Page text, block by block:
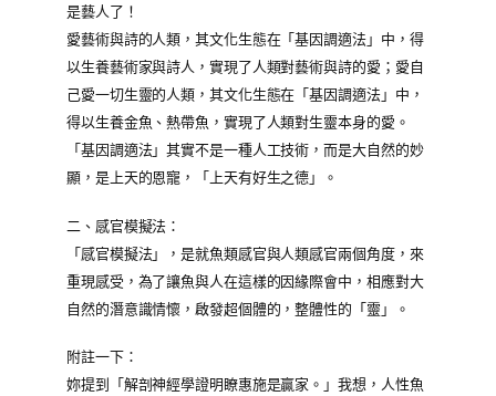
是藝人了！
愛藝術與詩的人類，其文化生態在「基因調適法」中，得
以生養藝術家與詩人，實現了人類對藝術與詩的愛；愛自
己愛一切生靈的人類，其文化生態在「基因調適法」中，
得以生養金魚、熱帶魚，實現了人類對生靈本身的愛。
「基因調適法」其實不是一種人工技術，而是大自然的妙
顯，是上天的恩寵，「上天有好生之德」。
二、感官模擬法：
「感官模擬法」，是就魚類感官與人類感官兩個角度，來
重現感受，為了讓魚與人在這樣的因緣際會中，相應對大
自然的潛意識情懷，啟發超個體的，整體性的「靈」。
附註一下：
妳提到「解剖神經學證明瞭惠施是贏家。」我想，人性魚